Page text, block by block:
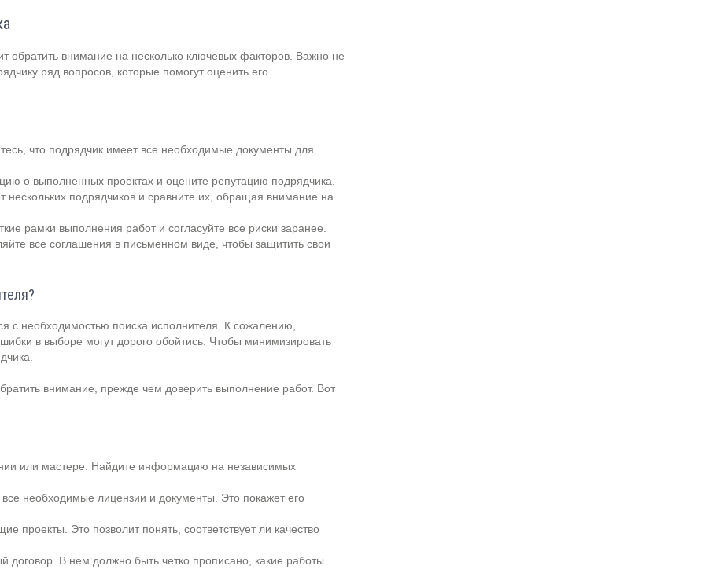
обратить внимание на несколько ключевых факторов. Важно не
ряд вопросов, которые помогут оценить его
что подрядчик имеет все необходимые документы для
о выполненных проектах и оцените репутацию подрядчика.
нескольких подрядчиков и сравните их, обращая внимание на
рамки выполнения работ и согласуйте все риски заранее.
все соглашения в письменном виде, чтобы защитить свои
с необходимостью поиска исполнителя. К сожалению,
в выборе могут дорого обойтись. Чтобы минимизировать
внимание, прежде чем доверить выполнение работ. Вот
или мастере. Найдите информацию на независимых
необходимые лицензии и документы. Это покажет его
проекты. Это позволит понять, соответствует ли качество
В нем должно быть четко прописано, какие работы